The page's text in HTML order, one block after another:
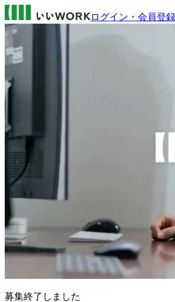
ログイン・会員登録
募集終了しました